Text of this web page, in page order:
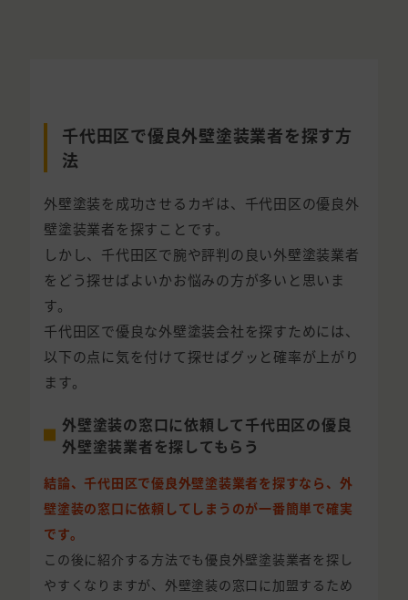
千代田区で優良外壁塗装業者を探す方
法
外壁塗装を成功させるカギは、千代田区の優良外
壁塗装業者を探すことです。
しかし、千代田区で腕や評判の良い外壁塗装業者
をどう探せばよいかお悩みの方が多いと思いま
す。
千代田区で優良な外壁塗装会社を探すためには、
以下の点に気を付けて探せばグッと確率が上がり
ます。
外壁塗装の窓口に依頼して千代田区の優良
外壁塗装業者を探してもらう
結論、千代田区で優良外壁塗装業者を探すなら、外
壁塗装の窓口に依頼してしまうのが一番簡単で確実
です。
この後に紹介する方法でも優良外壁塗装業者を探し
やすくなりますが、外壁塗装の窓口に加盟するため